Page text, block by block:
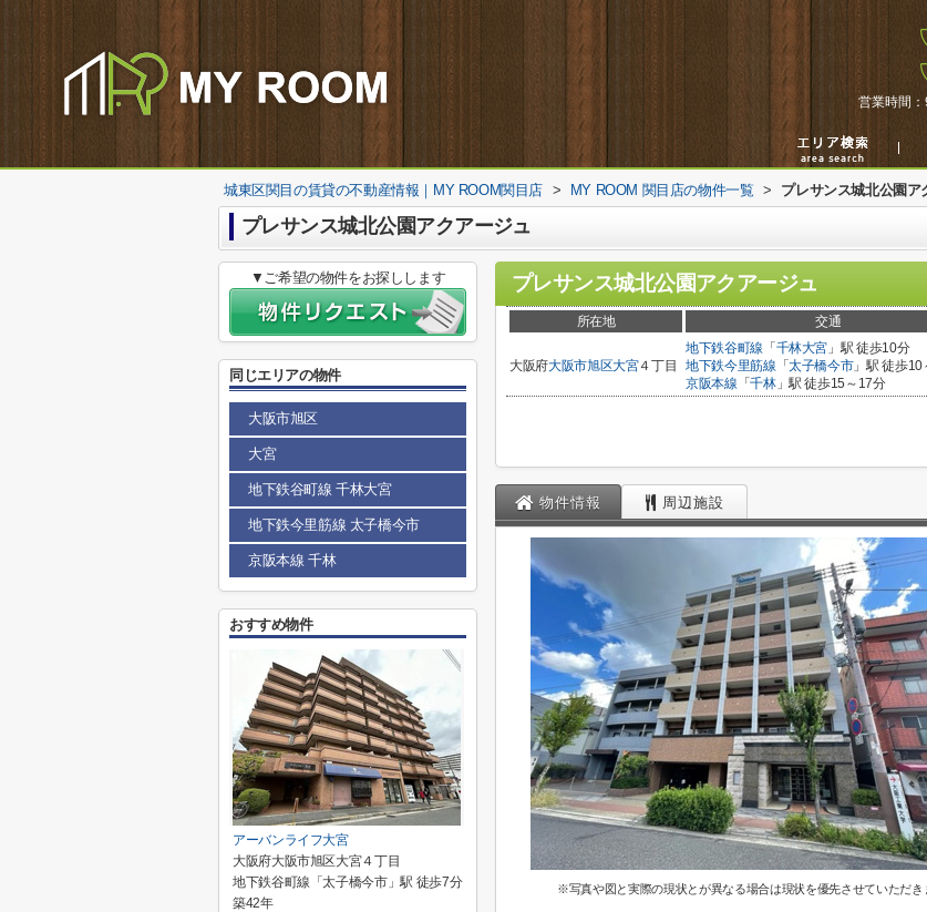
営業時間：
城東区関目の賃貸の不動産情報｜MY ROOM関目店 > MY ROOM 関目店の物件一覧 > プレサンス城北公園ア
プレサンス城北公園アクアージュ
プレサンス城北公園アクアージュ
所在地 交通
大阪府大阪市旭区大宮４丁目
地下鉄谷町線 「 千林大宮 」駅 徒歩10分
地下鉄今里筋線 「太子橋今市」駅 徒歩10
京阪本線 「千林」駅 徒歩15～17分
物件情報 周辺施設
※写真や図と実際の現状とが異なる場合は現状を優先させていただき
▼ご希望の物件をお探しします
同じエリアの物件
大阪市旭区
大宮
地下鉄谷町線 千林大宮
地下鉄今里筋線 太子橋今市
京阪本線 千林
おすすめ物件
アーバンライフ大宮
大阪府大阪市旭区大宮４丁目
地下鉄谷町線「太子橋今市」駅 徒歩7分
築42年